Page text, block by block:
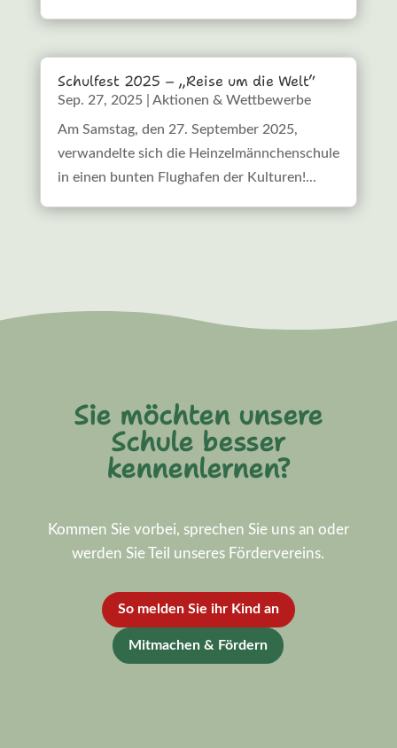
Schulfest 2025 – „Reise um die Welt“
Sep. 27, 2025| Aktionen & Wettbewerbe
Am Samstag, den 27. September 2025,
verwandelte sich die Heinzelmännchenschule
in einen bunten Flughafen der Kulturen!...
Sie möchten unsere
Schule besser
kennenlernen?
Kommen Sie vorbei, sprechen Sie uns an oder
werden Sie Teil unseres Fördervereins.
So melden Sie ihr Kind an
Mitmachen & Fördern